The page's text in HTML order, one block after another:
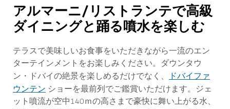
アルマーニ/リストランテで高級
ダイニングと踊る噴水を楽しむ
テラスで美味しいお食事をいただきながら一流のエン
ターテインメントをお楽しみください。ダウンタウ
ン・ドバイの絶景を楽しめるだけでなく、 ドバイファ
ウンテン ショーを最前列でご鑑賞いただけます。ジェ
ット噴流が空中140ｍの高さまで豪快に舞い上がる水、